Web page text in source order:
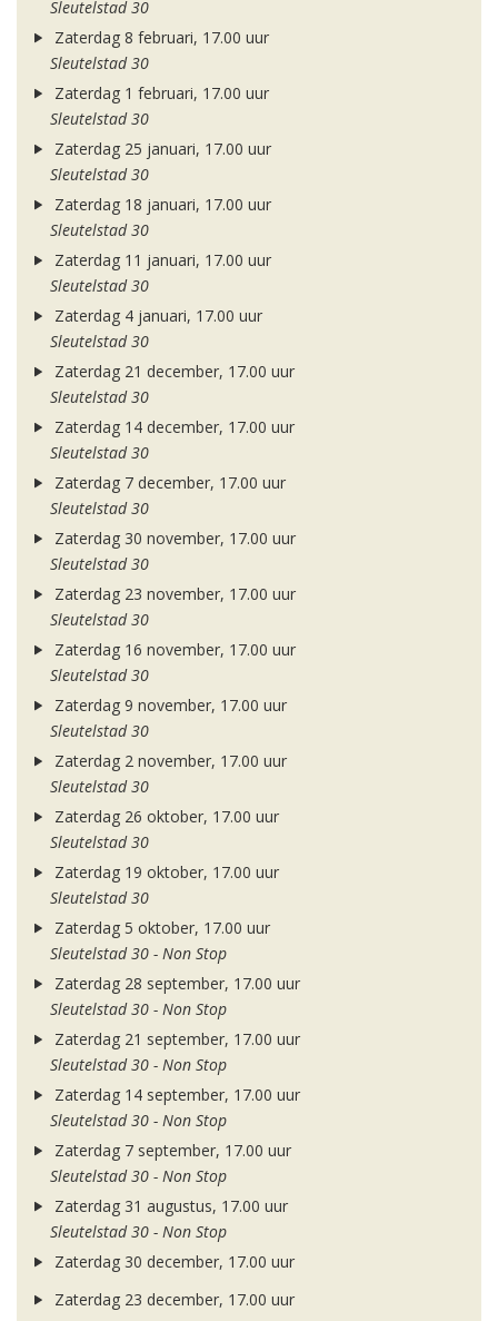
Sleutelstad 30
Zaterdag 8 februari, 17.00 uur
Sleutelstad 30
Zaterdag 1 februari, 17.00 uur
Sleutelstad 30
Zaterdag 25 januari, 17.00 uur
Sleutelstad 30
Zaterdag 18 januari, 17.00 uur
Sleutelstad 30
Zaterdag 11 januari, 17.00 uur
Sleutelstad 30
Zaterdag 4 januari, 17.00 uur
Sleutelstad 30
Zaterdag 21 december, 17.00 uur
Sleutelstad 30
Zaterdag 14 december, 17.00 uur
Sleutelstad 30
Zaterdag 7 december, 17.00 uur
Sleutelstad 30
Zaterdag 30 november, 17.00 uur
Sleutelstad 30
Zaterdag 23 november, 17.00 uur
Sleutelstad 30
Zaterdag 16 november, 17.00 uur
Sleutelstad 30
Zaterdag 9 november, 17.00 uur
Sleutelstad 30
Zaterdag 2 november, 17.00 uur
Sleutelstad 30
Zaterdag 26 oktober, 17.00 uur
Sleutelstad 30
Zaterdag 19 oktober, 17.00 uur
Sleutelstad 30
Zaterdag 5 oktober, 17.00 uur
Sleutelstad 30 - Non Stop
Zaterdag 28 september, 17.00 uur
Sleutelstad 30 - Non Stop
Zaterdag 21 september, 17.00 uur
Sleutelstad 30 - Non Stop
Zaterdag 14 september, 17.00 uur
Sleutelstad 30 - Non Stop
Zaterdag 7 september, 17.00 uur
Sleutelstad 30 - Non Stop
Zaterdag 31 augustus, 17.00 uur
Sleutelstad 30 - Non Stop
Zaterdag 30 december, 17.00 uur
Zaterdag 23 december, 17.00 uur